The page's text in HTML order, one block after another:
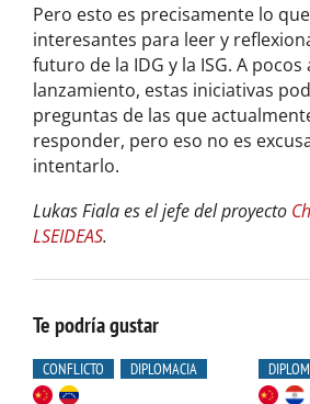
Pero esto es precisamente lo
interesantes para leer y
futuro de la IDG y la ISG. A pocos
lanzamiento, estas iniciativas
preguntas de las que
responder, pero eso no es
intentarlo.
Lukas Fiala es el jefe del proyecto
LSEIDEAS.
Te podría gustar
CONFLICTO DIPLOMACIA